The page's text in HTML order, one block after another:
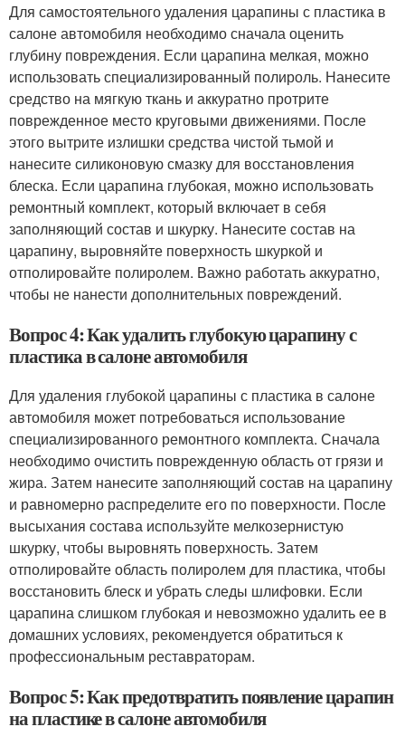
Для самостоятельного удаления царапины с пластика в
салоне автомобиля необходимо сначала оценить
глубину повреждения. Если царапина мелкая, можно
использовать специализированный полироль. Нанесите
средство на мягкую ткань и аккуратно протрите
поврежденное место круговыми движениями. После
этого вытрите излишки средства чистой тьмой и
нанесите силиконовую смазку для восстановления
блеска. Если царапина глубокая, можно использовать
ремонтный комплект, который включает в себя
заполняющий состав и шкурку. Нанесите состав на
царапину, выровняйте поверхность шкуркой и
отполировайте полиролем. Важно работать аккуратно,
чтобы не нанести дополнительных повреждений.
Вопрос 4: Как удалить глубокую царапину с
пластика в салоне автомобиля
Для удаления глубокой царапины с пластика в салоне
автомобиля может потребоваться использование
специализированного ремонтного комплекта. Сначала
необходимо очистить поврежденную область от грязи и
жира. Затем нанесите заполняющий состав на царапину
и равномерно распределите его по поверхности. После
высыхания состава используйте мелкозернистую
шкурку, чтобы выровнять поверхность. Затем
отполировайте область полиролем для пластика, чтобы
восстановить блеск и убрать следы шлифовки. Если
царапина слишком глубокая и невозможно удалить ее в
домашних условиях, рекомендуется обратиться к
профессиональным реставраторам.
Вопрос 5: Как предотвратить появление царапин
на пластике в салоне автомобиля